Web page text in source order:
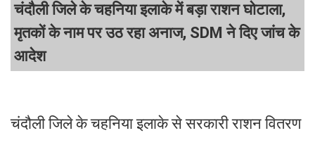
चंदौली जिले के चहनिया इलाके में बड़ा राशन घोटाला,
मृतकों के नाम पर उठ रहा अनाज, SDM ने दिए जांच के
आदेश
चंदौली जिले के चहनिया इलाके से सरकारी राशन वितरण